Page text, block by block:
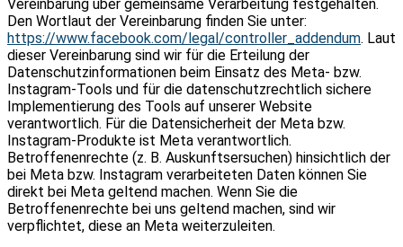
Vereinbarung über gemeinsame Verarbeitung festgehalten.
Den Wortlaut der Vereinbarung finden Sie unter:
https://www.facebook.com/legal/controller_addendum. Laut
dieser Vereinbarung sind wir für die Erteilung der
Datenschutzinformationen beim Einsatz des Meta- bzw.
Instagram-Tools und für die datenschutzrechtlich sichere
Implementierung des Tools auf unserer Website
verantwortlich. Für die Datensicherheit der Meta bzw.
Instagram-Produkte ist Meta verantwortlich.
Betroffenenrechte (z. B. Auskunftsersuchen) hinsichtlich der
bei Meta bzw. Instagram verarbeiteten Daten können Sie
direkt bei Meta geltend machen. Wenn Sie die
Betroffenenrechte bei uns geltend machen, sind wir
verpflichtet, diese an Meta weiterzuleiten.